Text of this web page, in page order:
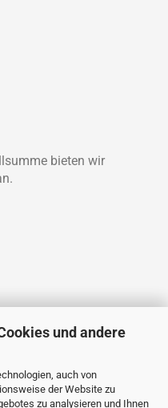
und andere
auch von
der Website zu
zu analysieren und Ihnen
bieten wir